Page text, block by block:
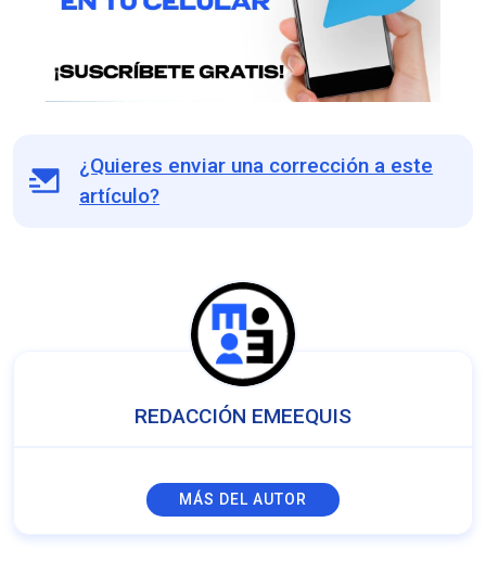
¿Quieres enviar una corrección a este
artículo?
REDACCIÓN EMEEQUIS
MÁS DEL AUTOR